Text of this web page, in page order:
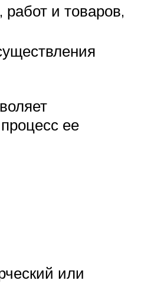
работ и товаров,
ее
или